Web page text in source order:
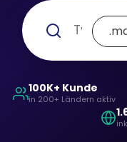
100K+ Kunde
in 200+ Ländern aktiv